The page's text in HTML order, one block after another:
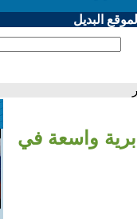
البديل
برية واسعة في